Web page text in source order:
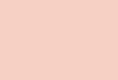
Hier kannst du jetzt